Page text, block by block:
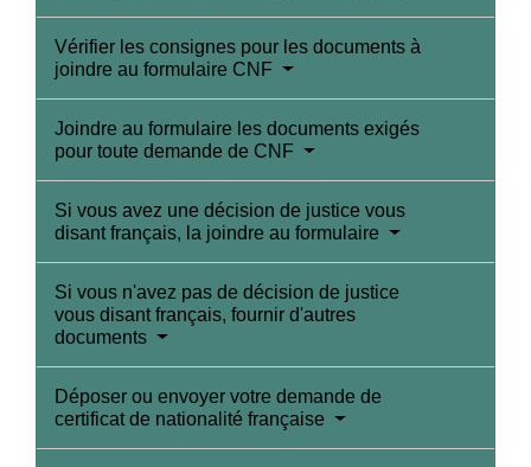
Vérifier les consignes pour les documents à
joindre au formulaire CNF
Joindre au formulaire les documents exigés
pour toute demande de CNF
Si vous avez une décision de justice vous
disant français, la joindre au formulaire
Si vous n'avez pas de décision de justice
vous disant français, fournir d'autres
documents
Déposer ou envoyer votre demande de
certificat de nationalité française